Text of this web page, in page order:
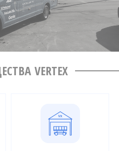
VERTEX